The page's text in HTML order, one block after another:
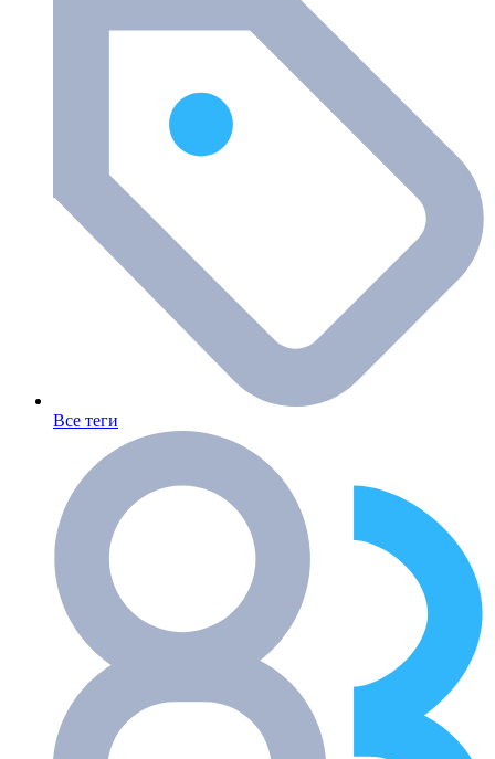
Все теги